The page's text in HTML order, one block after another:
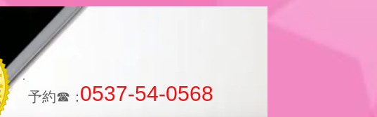
​予約☎：0537-54-0568